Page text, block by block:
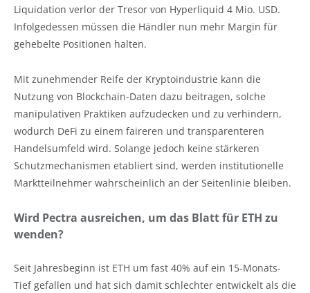
Liquidation verlor der Tresor von Hyperliquid 4 Mio. USD.
Infolgedessen müssen die Händler nun mehr Margin für
gehebelte Positionen halten.
Mit zunehmender Reife der Kryptoindustrie kann die
Nutzung von Blockchain-Daten dazu beitragen, solche
manipulativen Praktiken aufzudecken und zu verhindern,
wodurch DeFi zu einem faireren und transparenteren
Handelsumfeld wird. Solange jedoch keine stärkeren
Schutzmechanismen etabliert sind, werden institutionelle
Marktteilnehmer wahrscheinlich an der Seitenlinie bleiben.
Wird Pectra ausreichen, um das Blatt für ETH zu
wenden?
Seit Jahresbeginn ist ETH um fast 40% auf ein 15-Monats-
Tief gefallen und hat sich damit schlechter entwickelt als die